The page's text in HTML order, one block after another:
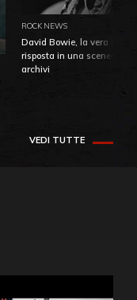
ROCK NEWS
David Bowie, la vera
risposta in una
archivi
VEDI TUTTE